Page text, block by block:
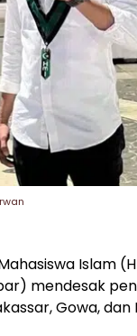
Islam
mendesak
Gowa, dan